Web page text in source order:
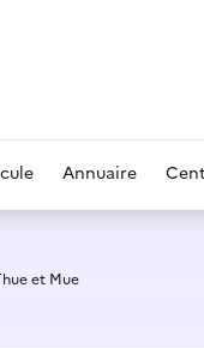
Annuaire
et Mue